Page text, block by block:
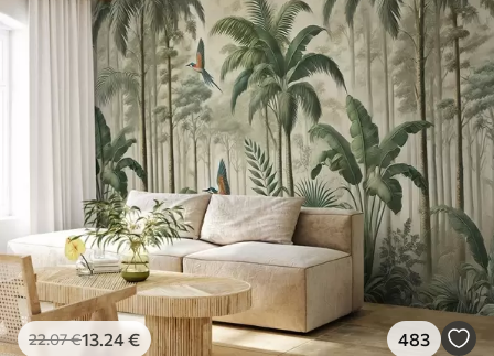
22.07€13.24€ 483